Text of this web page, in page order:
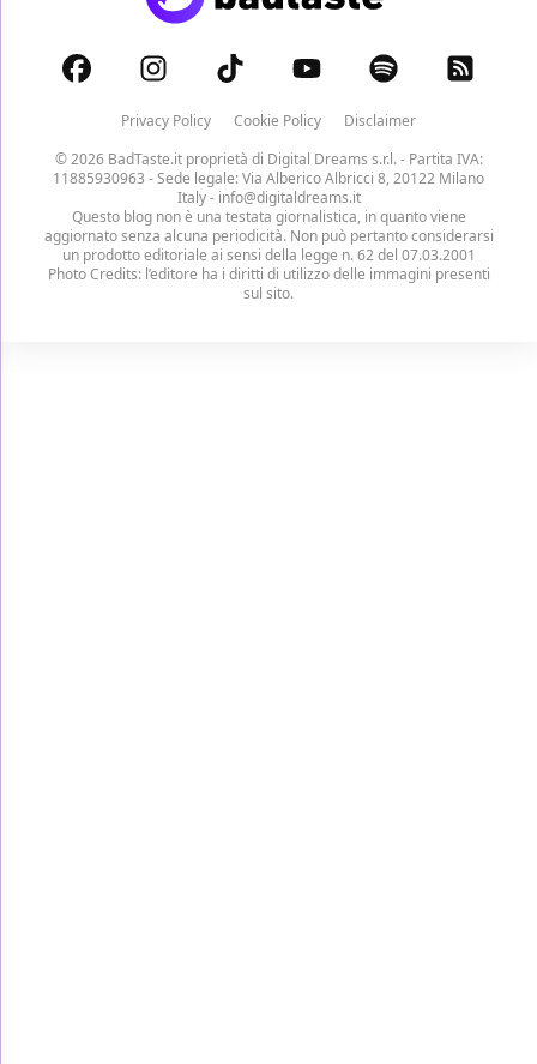
Privacy Policy Cookie Policy
Disclaimer
© 2026 BadTaste.it proprietà di Digital Dreams s.r.l.- Partita IVA:
11885930963 - Sede legale: Via Alberico Albricci 8, 20122 Milano
Italy - info@digitaldreams.it
Questo blog non è una testata giornalistica, in quanto viene
aggiornato senza alcuna periodicità. Non può pertanto considerarsi
un prodotto editoriale ai sensi della legge n. 62 del 07.03.2001
Photo Credits: l’editore ha i diritti di utilizzo delle immagini presenti
sul sito.